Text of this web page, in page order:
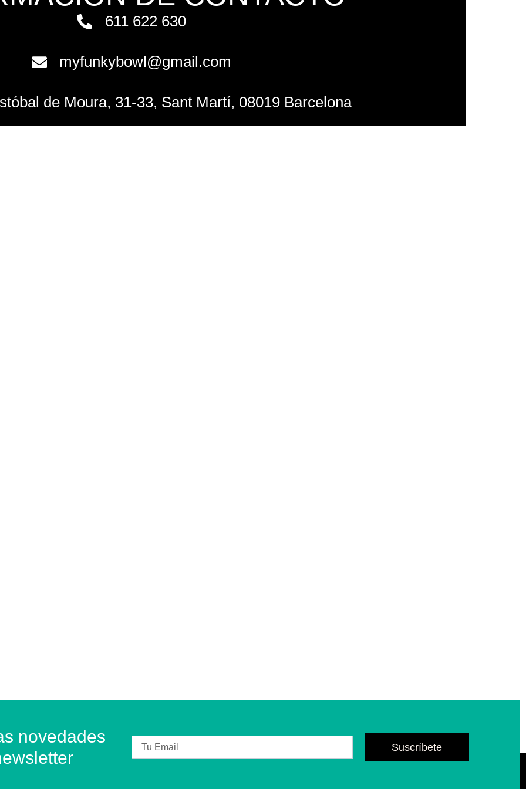
611 622 630
myfunkybowl@gmail.com
de Moura, 31-33, Sant Martí, 08019 Barcelona
novedades
Suscríbete